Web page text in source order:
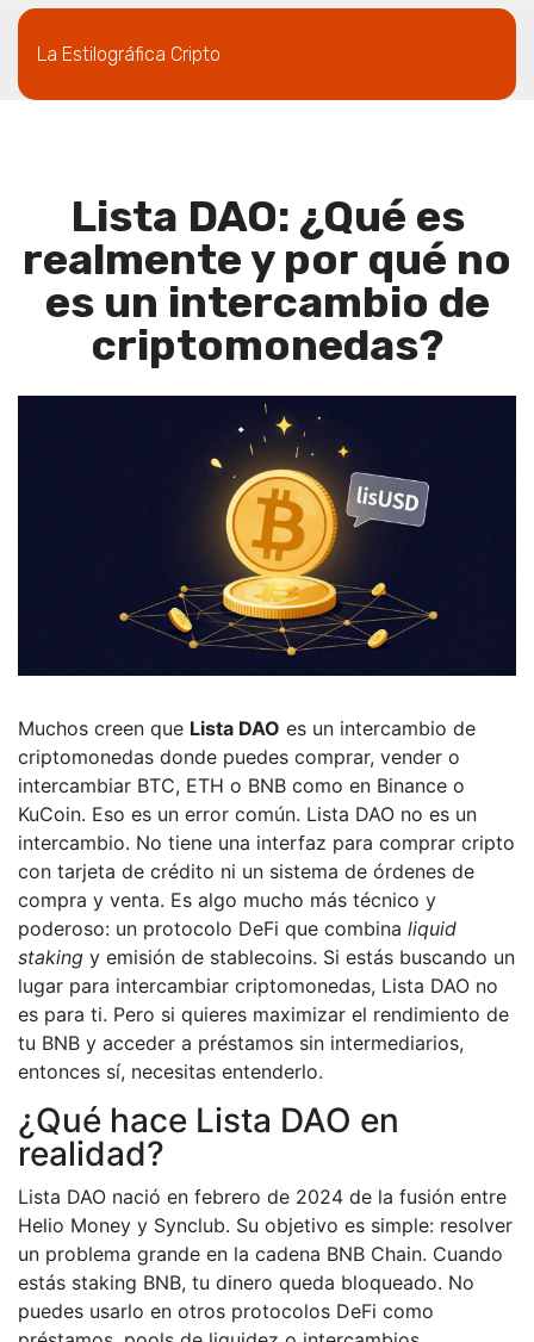
La Estilográfica Cripto
Lista DAO: ¿Qué es
realmente y por qué no
es un intercambio de
criptomonedas?
Muchos creen que Lista DAO es un intercambio de
criptomonedas donde puedes comprar, vender o
intercambiar BTC, ETH o BNB como en Binance o
KuCoin. Eso es un error común. Lista DAO no es un
intercambio. No tiene una interfaz para comprar cripto
con tarjeta de crédito ni un sistema de órdenes de
compra y venta. Es algo mucho más técnico y
poderoso: un protocolo DeFi que combina liquid
staking y emisión de stablecoins. Si estás buscando un
lugar para intercambiar criptomonedas, Lista DAO no
es para ti. Pero si quieres maximizar el rendimiento de
tu BNB y acceder a préstamos sin intermediarios,
entonces sí, necesitas entenderlo.
¿Qué hace Lista DAO en
realidad?
Lista DAO nació en febrero de 2024 de la fusión entre
Helio Money y Synclub. Su objetivo es simple: resolver
un problema grande en la cadena BNB Chain. Cuando
estás staking BNB, tu dinero queda bloqueado. No
puedes usarlo en otros protocolos DeFi como